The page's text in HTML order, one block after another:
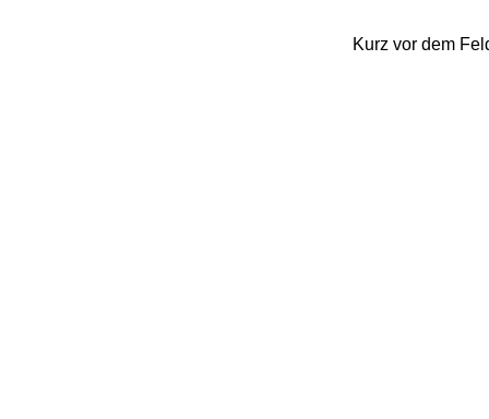
Kurz vor dem